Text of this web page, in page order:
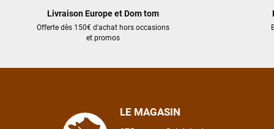
Livraison Europe et Dom tom
Offerte dès 150€ d'achat hors occasions
et promos
LE MAGASIN